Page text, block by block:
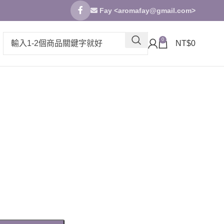
Fay <aromafay@gmail.com>
0 NT$0